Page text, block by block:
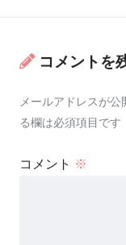
コメントを
メールアドレスが公
る欄は必須項目です
コメント ※